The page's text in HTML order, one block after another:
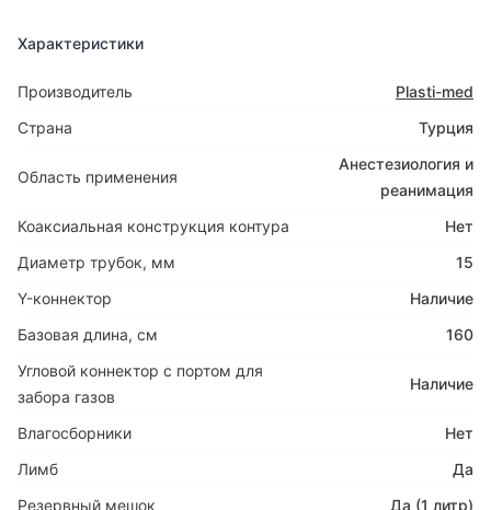
Характеристики
Производитель
Plasti-med
Страна
Турция
Область применения
Анестезиология и
реанимация
Коаксиальная конструкция контура
Нет
Диаметр трубок, мм
15
Y-коннектор
Наличие
Базовая длина, см
160
Угловой коннектор с портом для
забора газов
Наличие
Влагосборники
Нет
Лимб
Да
Резервный мешок
Да (1 литр)